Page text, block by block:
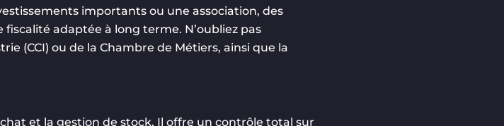
importants ou une association, des
adaptée à long terme. N’oubliez pas
(CCI) ou de la Chambre de Métiers, ainsi que la
et la gestion de stock. Il offre un contrôle total sur